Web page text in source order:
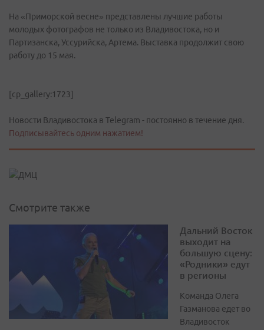
На «Приморской весне» представлены лучшие работы
молодых фотографов не только из Владивостока, но и
Партизанска, Уссурийска, Артема. Выставка продолжит свою
работу до 15 мая.
[cp_gallery:1723]
Новости Владивостока в Telegram - постоянно в течение дня.
Подписывайтесь одним нажатием!
Смотрите также
Дальний Восток
выходит на
большую сцену:
«Родники» едут
в регионы
Команда Олега
Газманова едет во
Владивосток